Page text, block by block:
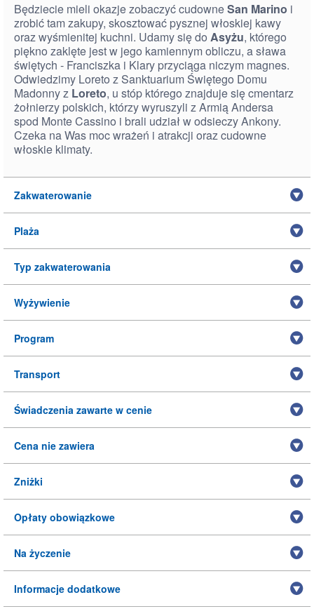
Będziecie mieli okazje zobaczyć cudowneSan Marino i
zrobić tam zakupy, skosztować pysznej włoskiej kawy
oraz wyśmienitej kuchni. Udamy się do Asyżu, którego
piękno zaklęte jest w jego kamiennym obliczu, a sława
świętych - Franciszka i Klary przyciąga niczym magnes.
Odwiedzimy Loreto z Sanktuarium Świętego Domu
Madonny z Loreto, u stóp którego znajduje się cmentarz
żołnierzy polskich, którzy wyruszyli z Armią Andersa
spod Monte Cassino i brali udział w odsieczy Ankony.
Czeka na Was moc wrażeń i atrakcji oraz cudowne
włoskie klimaty.
Zakwaterowanie
Plaża
Typ zakwaterowania
Wyżywienie
Program
Transport
Świadczenia zawarte w cenie
Cena nie zawiera
Zniżki
Opłaty obowiązkowe
Na życzenie
Informacje dodatkowe